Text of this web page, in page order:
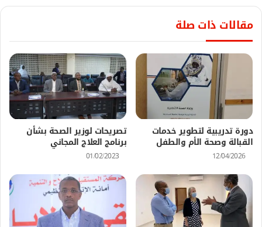
مقالات ذات صلة
دورة تدريبية لتطوير خدمات
القبالة وصحة الأم والطفل
12/04/2026
تصريحات لوزير الصحة بشأن
برنامج العلاج المجاني
01/02/2023